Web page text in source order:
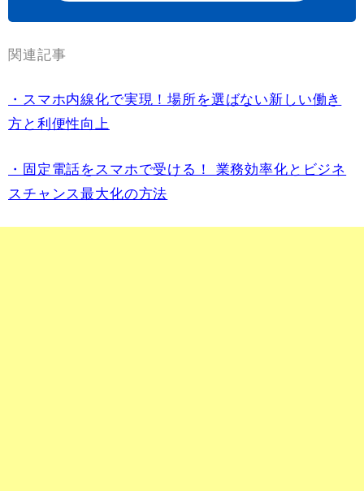
関連記事
・スマホ内線化で実現！場所を選ばない新しい働き
方と利便性向上
・固定電話をスマホで受ける！ 業務効率化とビジネ
スチャンス最大化の方法